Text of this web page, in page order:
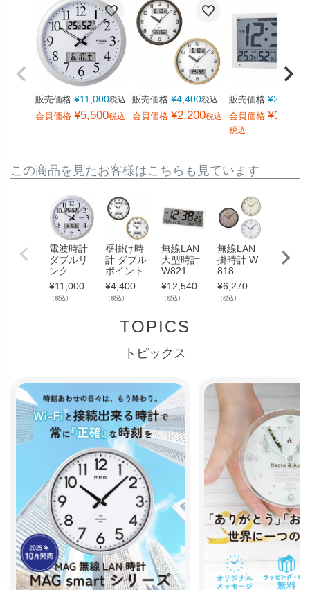
販売価格 ¥11,000税込
会員価格 ¥5,500税込
販売価格 ¥4,400税込
会員価格 ¥2,200税込
販売価格 ¥22,000
会員価格 ¥14,300
税込
この商品を見たお客様はこちらも見ています
電波時計
ダブルリ
ンク
¥11,000
（税込）
壁掛け時
計 ダブル
ポイント
¥4,400
（税込）
無線LAN
大型時計
W821
¥12,540
（税込）
無線LAN
掛時計 W
818
¥6,270
（税込）
無線
掛時計
TOPICS
トピックス